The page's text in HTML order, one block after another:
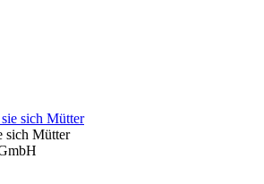
sich Mütter